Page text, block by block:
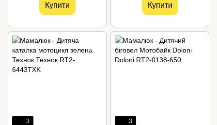
Купити Купити
3 3